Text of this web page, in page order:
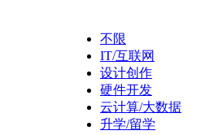
不限
IT/互联网
设计创作
硬件开发
云计算/大数据
升学/留学